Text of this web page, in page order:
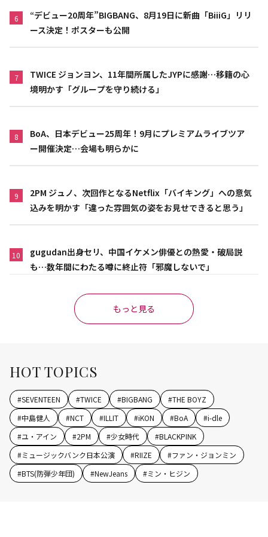
6
“デビュー20周年”BIGBANG、8月19日に新曲「BiiiG」リリ
ース決定！ポスターも公開
7
TWICE ジョンヨン、11年間所属したJYPに感謝…移籍の心
境明かす「グループを守り続ける」
8
BoA、日本デビュー25周年！9月にプレミアムライブツア
ー開催決定…会場も明らかに
9
2PM ジュノ、次回作となるNetflix「バイキング」への意気
込みを明かす「違った雰囲気の姿をお見せできると思う」
10
gugudan出身セリ、中国イケメン俳優との熱愛・破局説
も…数年間にわたる噂に終止符「邪魔しないで」
もっと見る
HOT TOPICS
#SEVENTEEN #TWICE #BIGBANG #THE BOYZ
#中島健人 #NCT #ILLIT #iKON #BoA #i-dle
#ユ・アイン #2PM #少女時代 #BLACKPINK
#ミュージックバンク日本公演 #RIIZE #ファン・ジョンミン
#BTS(防弾少年団) #NewJeans #ミン・ヒジン